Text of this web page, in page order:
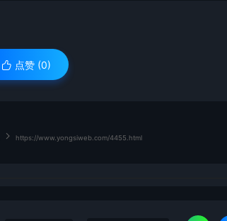
点赞 (0)
https://www.yongsiweb.com/4455.html